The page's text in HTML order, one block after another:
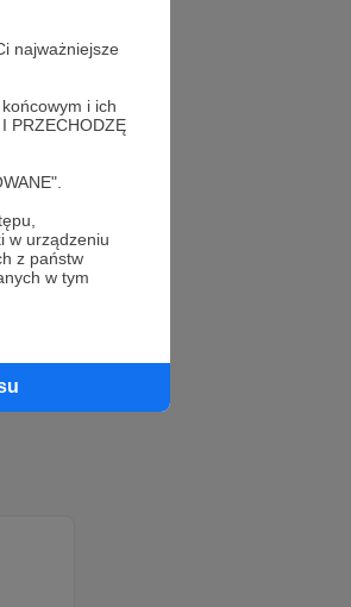
najważniejsze
i ich
PRZECHODZĘ
w urządzeniu
z państw
w tym